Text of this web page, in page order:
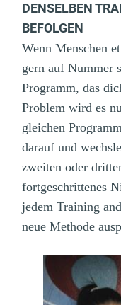
DENSELBEN
BEFOLGEN
Wenn Menschen
gern auf Nummer
Programm, das
Problem wird es
gleichen
darauf und
zweiten oder
fortgeschrittenes
jedem Training
neue Methode